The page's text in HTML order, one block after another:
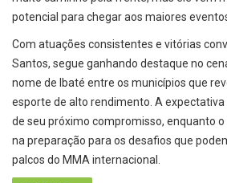
potencial para chegar aos maiores
Com atuações consistentes e vitórias
Santos, segue ganhando destaque no
nome de Ibaté entre os municípios que
esporte de alto rendimento. A
de seu próximo compromisso, enquanto
na preparação para os desafios que
palcos do MMA internacional.